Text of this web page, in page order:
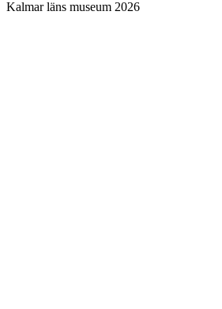
Kalmar läns museum 2026